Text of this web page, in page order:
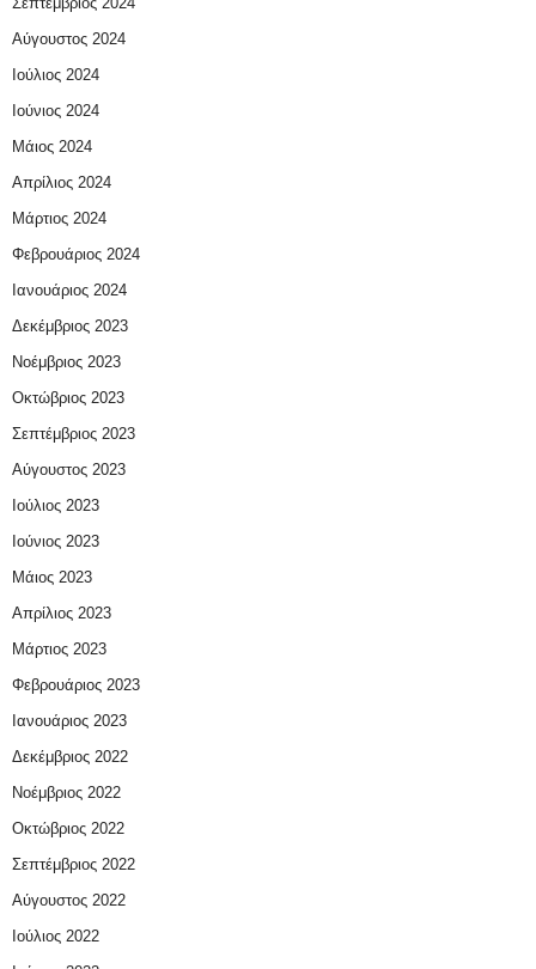
Αύγουστος 2024
Ιούλιος 2024
Ιούνιος 2024
Μάιος 2024
Απρίλιος 2024
Μάρτιος 2024
Φεβρουάριος 2024
Ιανουάριος 2024
Δεκέμβριος 2023
Νοέμβριος 2023
Οκτώβριος 2023
Σεπτέμβριος 2023
Αύγουστος 2023
Ιούλιος 2023
Ιούνιος 2023
Μάιος 2023
Απρίλιος 2023
Μάρτιος 2023
Φεβρουάριος 2023
Ιανουάριος 2023
Δεκέμβριος 2022
Νοέμβριος 2022
Οκτώβριος 2022
Σεπτέμβριος 2022
Αύγουστος 2022
Ιούλιος 2022